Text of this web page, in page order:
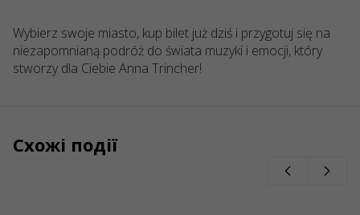
Wybierz swoje miasto, kup bilet już dziś i przygotuj się na
niezapomnianą podróż do świata muzyki i emocji, który
stworzy dla Ciebie Anna Trincher!
Схожі події